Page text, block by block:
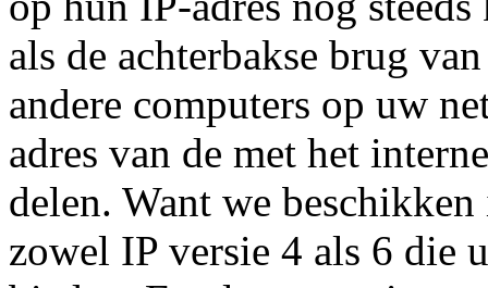
als de achterbakse brug
andere computers op uw
adres van de met het
delen. Want we
zowel IP versie 4 als 6 die